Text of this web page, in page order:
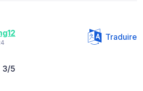
Traduire
3/5